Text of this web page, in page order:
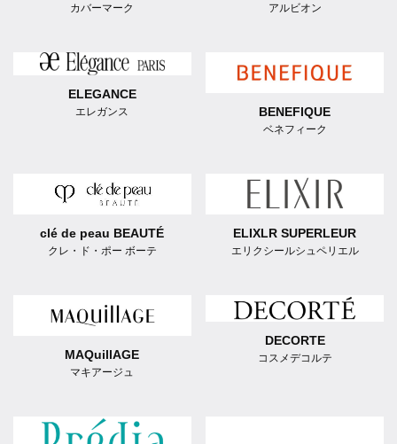
カバーマーク アルビオン
ELEGANCE
エレガンス BENEFIQUE
ベネフィーク
clé de peau BEAUTÉ
クレ・ド・ポー ボーテ
ELIXLR SUPERLEUR
エリクシールシュペリエル
MAQuillAGE
マキアージュ
DECORTE
コスメデコルテ